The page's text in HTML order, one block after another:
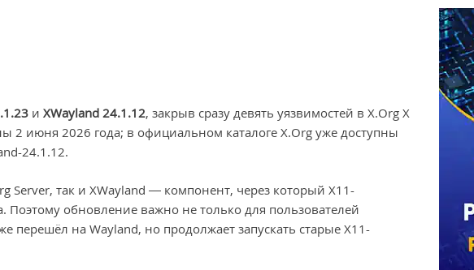
и XWayland 24.1.12, закрыв сразу девять уязвимостей в X.Org X
2 июня 2026 года; в официальном каталоге X.Org уже доступны
24.1.12.
Server, так и XWayland — компонент, через который X11-
Поэтому обновление важно не только для пользователей
перешёл на Wayland, но продолжает запускать старые X11-